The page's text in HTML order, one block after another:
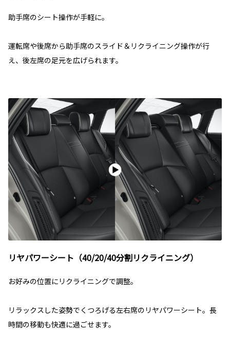
助手席のシート操作が手軽に。
運転席や後席から助手席のスライド＆リクライニング操作が行
え、後左席の足元を広げられます。
リヤパワーシート（40/20/40分割リクライニング）
お好みの位置にリクライニングで調整。
リラックスした姿勢でくつろげる左右席のリヤパワーシート。長
時間の移動も快適に過ごせます。